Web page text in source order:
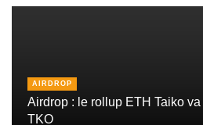
AIRDROP
Airdrop : le rollup ETH Taiko
TKO